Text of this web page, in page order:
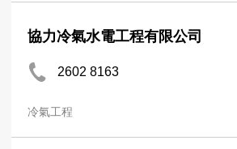
協力冷氣水電工程有限公司
2602 8163
冷氣工程